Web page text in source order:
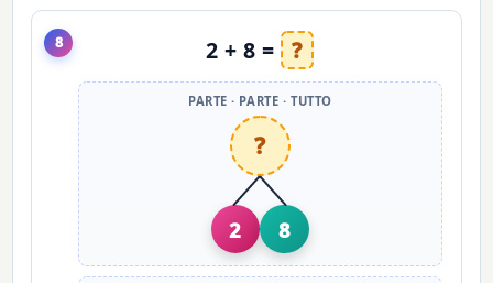
8 2 + 8 = ?
PARTE · PARTE · TUTTO
?
2 8